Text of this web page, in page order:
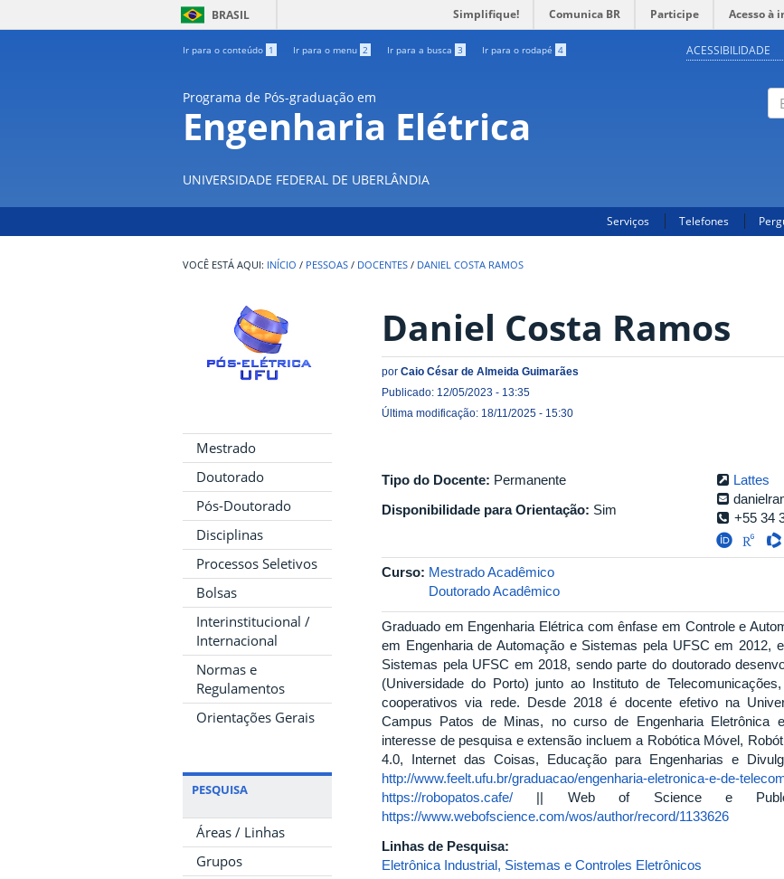
BRASIL Simplifique! Comunica BR Participe Acesso à
Ir para o conteúdo 1 Ir para o menu 2 Ir para a busca 3 Ir para o rodapé 4 ACESSIBILIDADE
Programa de Pós-graduação em
Engenharia Elétrica
UNIVERSIDADE FEDERAL DE UBERLÂNDIA
Serviços Telefones
INÍCIO / PESSOAS / DOCENTES / DANIEL COSTA RAMOS
Mestrado
Doutorado
Pós-Doutorado
Disciplinas
Processos Seletivos
Bolsas
Interinstitucional /
Internacional
Normas e
Regulamentos
Orientações Gerais
PESQUISA
Áreas / Linhas
Grupos
Daniel Costa Ramos
por Caio César de Almeida Guimarães
Publicado: 12/05/2023 - 13:35
Última modificação: 18/11/2025 - 15:30
Tipo do Docente: Permanente
Disponibilidade para Orientação: Sim
Lattes
+55 34
Curso: Mestrado Acadêmico
Doutorado Acadêmico
Graduado em Engenharia Elétrica com ênfase em Controle e
em Engenharia de Automação e Sistemas pela UFSC em 2012,
Sistemas pela UFSC em 2018, sendo parte do doutorado
(Universidade do Porto) junto ao Instituto de
cooperativos via rede. Desde 2018 é docente efetivo na
Campus Patos de Minas, no curso de Engenharia Eletrônica
interesse de pesquisa e extensão incluem a Robótica Móvel,
4.0, Internet das Coisas, Educação para Engenharias e
http://www.feelt.ufu.br/graduacao/engenharia-eletronica-e-de-
https://robopatos.cafe/ || Web of Science e
https://www.webofscience.com/wos/author/record/1133626
Linhas de Pesquisa:
Eletrônica Industrial, Sistemas e Controles Eletrônicos